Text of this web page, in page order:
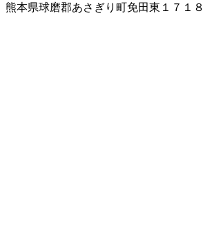
熊本県球磨郡あさぎり町免田東１７１８